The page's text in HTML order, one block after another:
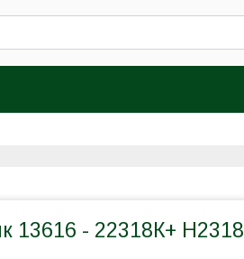
13616 - 22318К+ H2318